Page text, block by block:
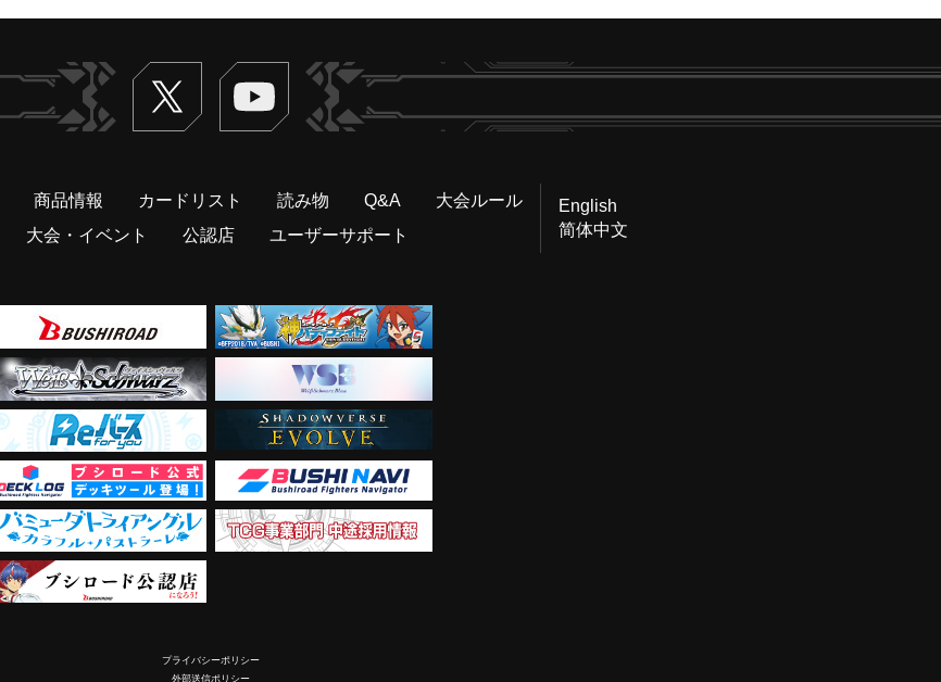
Twitter ヴァンガードch
商品情報 カードリスト 読み物 Q&A
大会ルール
大会・イベント 公認店 ユーザーサポート
English
简体中文
プライバシーポリシー
外部送信ポリシー